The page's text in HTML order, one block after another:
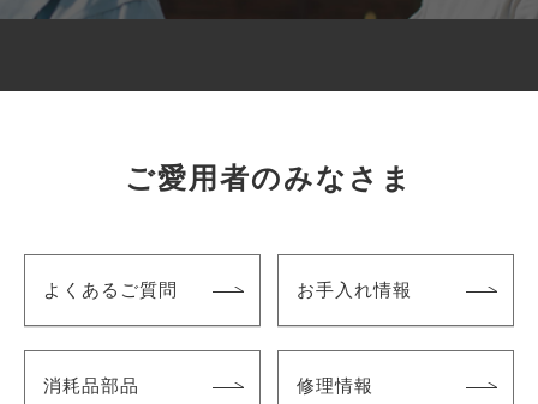
ご愛用者のみなさま
よくあるご質問 お手入れ情報
消耗品部品 修理情報